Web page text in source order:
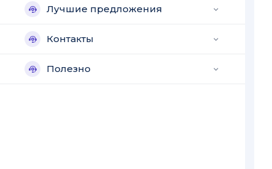
Лучшие предложения keyboard_arrow_down
Контакты keyboard_arrow_down
Полезно keyboard_arrow_down